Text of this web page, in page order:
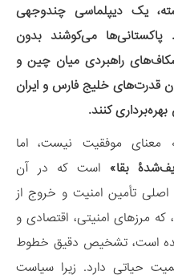
یک دیپلماسی چندوجهی
می‌کوشند بدون
راهبردی میان چین و
قدرت‌های خلیج فارس و ایران
کنند.
معنای موفقیت نیست، اما
بقا» است که در آن
اصلی تأمین امنیت و خروج از
که مرزهای امنیتی، اقتصادی و
است، تشخیص دقیق خطوط
حیاتی دارد. زیرا سیاست